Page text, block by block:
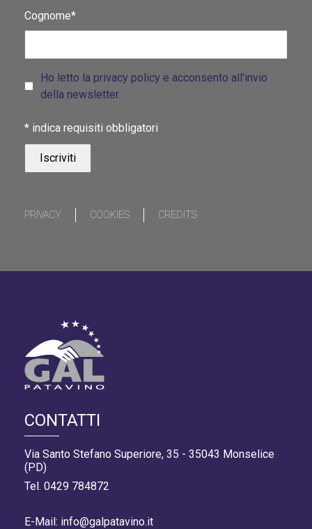
CONTATTI
Via Santo Stefano Superiore, 35 - 35043 Monselice
(PD)
Tel. 0429 784872
E-Mail: info@galpatavino.it
Cognome*
Ho letto la privacy policy e acconsento all’invio
della newsletter.
* indica requisiti obbligatori
PRIVACY COOKIES CREDITS